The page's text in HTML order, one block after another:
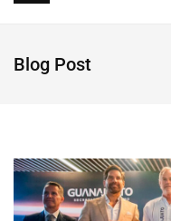
Blog Post